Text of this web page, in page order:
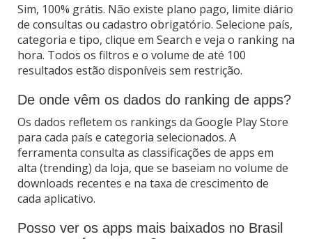
Sim, 100% grátis. Não existe plano pago, limite diário
de consultas ou cadastro obrigatório. Selecione país,
categoria e tipo, clique em Search e veja o ranking na
hora. Todos os filtros e o volume de até 100
resultados estão disponíveis sem restrição.
De onde vêm os dados do ranking de apps?
Os dados refletem os rankings da Google Play Store
para cada país e categoria selecionados. A
ferramenta consulta as classificações de apps em
alta (trending) da loja, que se baseiam no volume de
downloads recentes e na taxa de crescimento de
cada aplicativo.
Posso ver os apps mais baixados no Brasil